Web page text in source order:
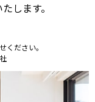
します。
ください。